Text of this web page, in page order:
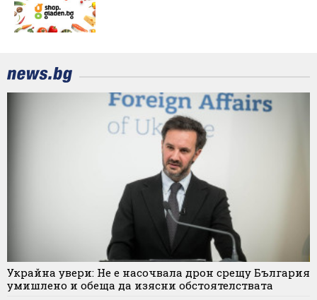
Украйна увери: Не е насочвала дрон срещу България
умишлено и обеща да изясни обстоятелствата